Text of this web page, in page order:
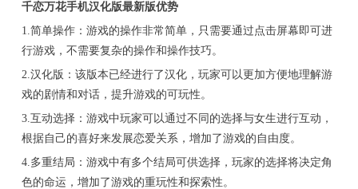
千恋万花手机汉化版最新版优势
1.简单操作：游戏的操作非常简单，只需要通过点击屏幕即可进
行游戏，不需要复杂的操作和操作技巧。
2.汉化版：该版本已经进行了汉化，玩家可以更加方便地理解游
戏的剧情和对话，提升游戏的可玩性。
3.互动选择：游戏中玩家可以通过不同的选择与女生进行互动，
根据自己的喜好来发展恋爱关系，增加了游戏的自由度。
4.多重结局：游戏中有多个结局可供选择，玩家的选择将决定角
色的命运，增加了游戏的重玩性和探索性。